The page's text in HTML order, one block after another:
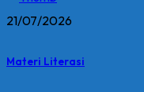
21/07/2026
Materi Literasi